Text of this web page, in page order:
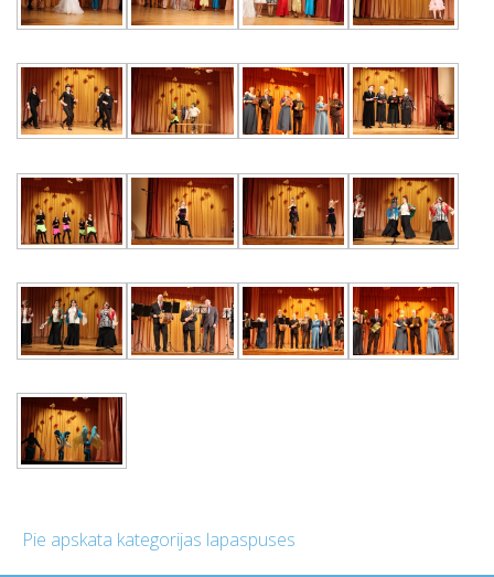
Pie apskata kategorijas lapaspuses